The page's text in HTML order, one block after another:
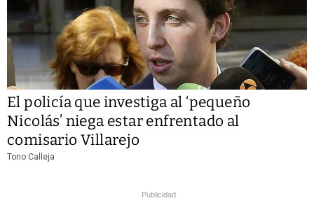
El policía que investiga al ‘pequeño
Nicolás’ niega estar enfrentado al
comisario Villarejo
Tono Calleja
Publicidad